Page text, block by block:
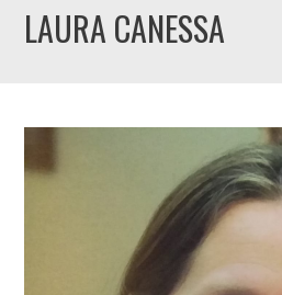
LAURA CANESSA